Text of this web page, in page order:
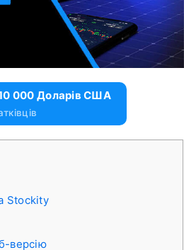
000 Доларів США
Stockity
версію